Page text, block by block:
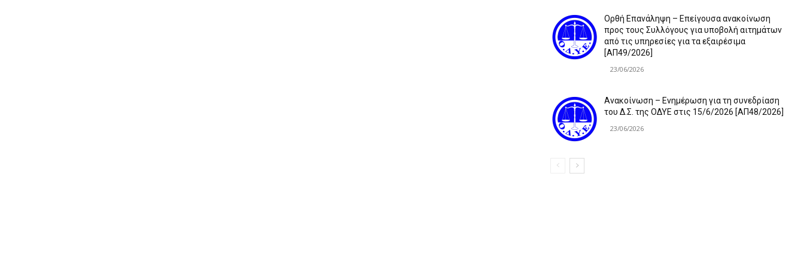
Ορθή Επανάληψη – Επείγουσα ανακοίνωση
προς τους Συλλόγους για υποβολή αιτημάτων
από τις υπηρεσίες για τα εξαιρέσιμα
[ΑΠ49/2026]
23/06/2026
Ανακοίνωση – Ενημέρωση για τη συνεδρίαση
του Δ.Σ. της ΟΔΥΕ στις 15/6/2026 [ΑΠ48/2026]
23/06/2026